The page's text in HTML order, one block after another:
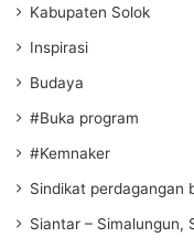
Kabupaten Solok
Inspirasi
Budaya
#Buka program
#Kemnaker
Sindikat perdagangan
Siantar – Simalungun,